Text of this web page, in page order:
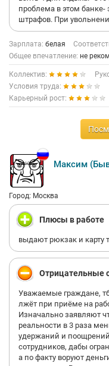
проблема в этом банке-
штрафов. При
Зарплата: белая
Общее впечатление: не
Коллектив:
Условия труда:
Карьерный рост:
Максим
Город: Москва
Плюсы в работе
выдают рюкзак и карту
Отрицательные
Уважаемые граждане,
лжёт при приёме на
Изначально заявляют
реальности в 3 раза
удержаний и
сотрудников, дабы
а по факту воруют